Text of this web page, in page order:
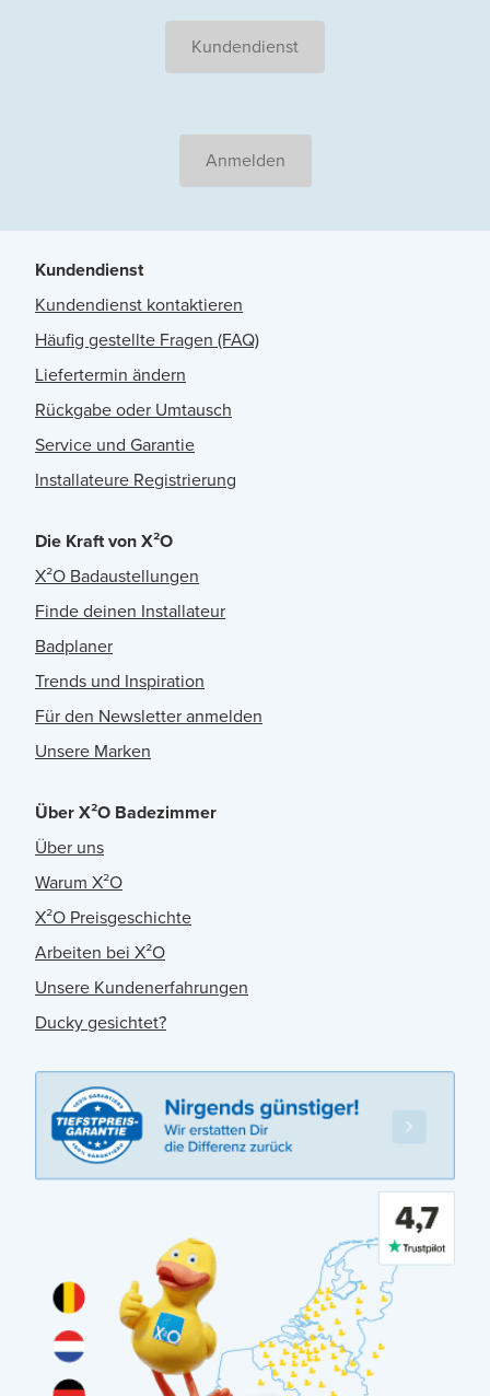
Kundendienst
Anmelden
Kundendienst
Kundendienst kontaktieren
Häufig gestellte Fragen (FAQ)
Liefertermin ändern
Rückgabe oder Umtausch
Service und Garantie
Installateure Registrierung
Die Kraft von X²O
X²O Badaustellungen
Finde deinen Installateur
Badplaner
Trends und Inspiration
Für den Newsletter anmelden
Unsere Marken
Über X²O Badezimmer
Über uns
Warum X²O
X²O Preisgeschichte
Arbeiten bei X²O
Unsere Kundenerfahrungen
Ducky gesichtet?